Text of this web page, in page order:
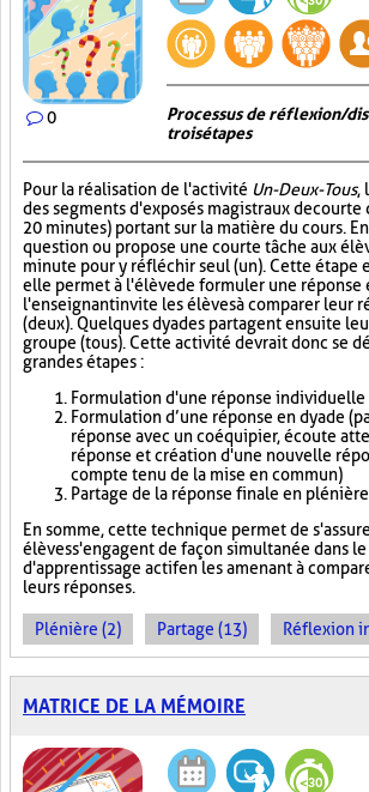
0
Processus de réflexion/
trois étapes
Pour la réalisation de l'activité Un-Deux-Tous,
des segments d'exposés magistraux de courte
20 minutes) portant sur la matière du cours.
question ou propose une courte tâche aux
minute pour y réfléchir seul (un). Cette étape
elle permet à l'élève de formuler une réponse
l'enseignant invite les élèves à comparer leur
(deux). Quelques dyades partagent ensuite
groupe (tous). Cette activité devrait donc se
grandes étapes :
Formulation d'une réponse individuelle
Formulation d’une réponse en dyade
réponse avec un coéquipier, écoute
réponse et création d'une nouvelle
compte tenu de la mise en commun)
Partage de la réponse finale en plénière
En somme, cette technique permet de
élèves s'engagent de façon simultanée dans
d'apprentissage actif en les amenant à
leurs réponses.
Plénière (2) Partage (13) Réflexion
MATRICE DE LA MÉMOIRE